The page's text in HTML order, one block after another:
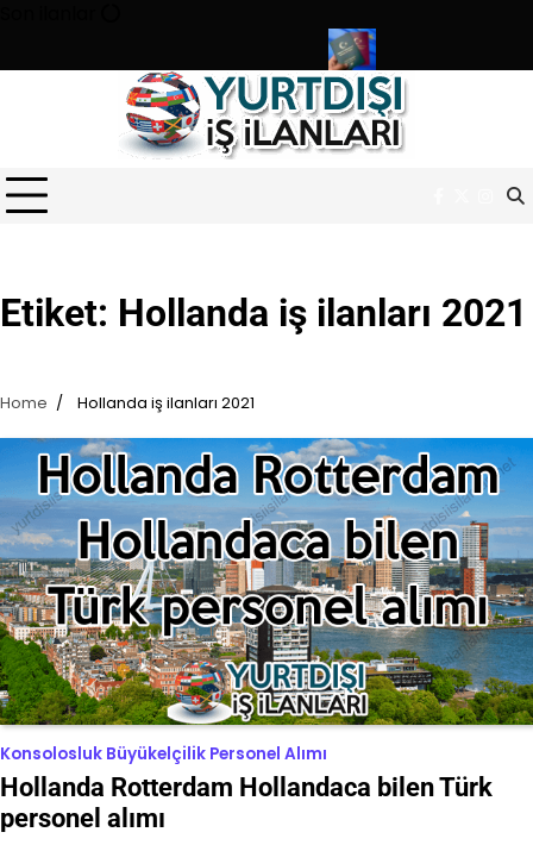
content
sınavı ile 180 personel alıyor Türk pasaportu ile
Facebook
Twitter
Etiket: Hollanda iş ilanları 2021
Home Hollanda iş ilanları 2021
Konsolosluk Büyükelçilik Personel Alımı
Hollanda Rotterdam Hollandaca bilen Türk
personel alımı